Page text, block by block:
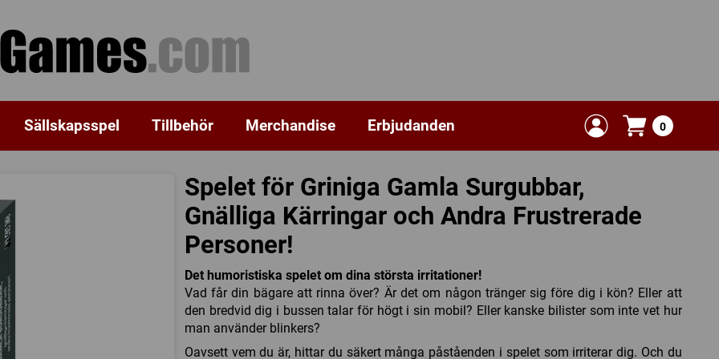
Sällskapsspel Tillbehör Merchandise Erbjudanden 0
Spelet för Griniga Gamla Surgubbar,
Gnälliga Kärringar och Andra Frustrerade
Personer!
Det humoristiska spelet om dina största irritationer!
Vad får din bägare att rinna över? Är det om någon tränger sig före dig i kön? Eller att
den bredvid dig i bussen talar för högt i sin mobil? Eller kanske bilister som inte vet hur
man använder blinkers?
Oavsett vem du är, hittar du säkert många påståenden i spelet som irriterar dig. Och du